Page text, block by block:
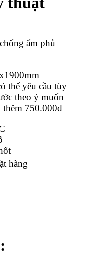
ẩm phủ
thể yêu cầu tùy
theo ý muốn
thêm 750.000đ
hàng